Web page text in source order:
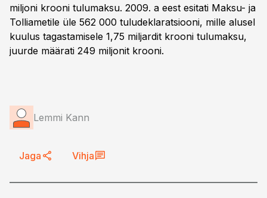
miljoni krooni tulumaksu. 2009. a eest esitati Maksu- ja
Tolliametile üle 562 000 tuludeklaratsiooni, mille alusel
kuulus tagastamisele 1,75 miljardit krooni tulumaksu,
juurde määrati 249 miljonit krooni.
Lemmi Kann
Jaga Vihja